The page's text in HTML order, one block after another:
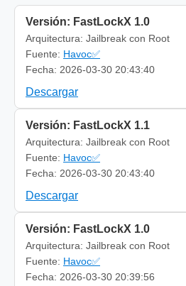
Versión: FastLockX 1.0
Arquitectura: Jailbreak con Root
Fuente: Havoc✅
Fecha: 2026-03-30 20:43:40
Descargar
Versión: FastLockX 1.1
Arquitectura: Jailbreak con Root
Fuente: Havoc✅
Fecha: 2026-03-30 20:43:40
Descargar
Versión: FastLockX 1.0
Arquitectura: Jailbreak con Root
Fuente: Havoc✅
Fecha: 2026-03-30 20:39:56